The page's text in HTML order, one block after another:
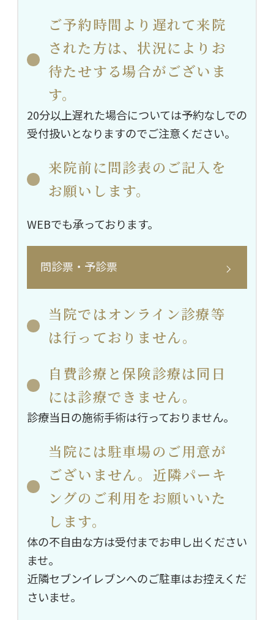
ご予約時間より遅れて来院
された方は、状況によりお
待たせする場合がございま
す。
20分以上遅れた場合については予約なしでの
受付扱いとなりますのでご注意ください。
来院前に問診表のご記入を
お願いします。
WEBでも承っております。
問診票・予診票
当院ではオンライン診療等
は行っておりません。
自費診療と保険診療は同日
には診療できません。
診療当日の施術手術は行っておりません。
当院には駐車場のご用意が
ございません。近隣パーキ
ングのご利用をお願いいた
します。
体の不自由な方は受付までお申し出ください
ませ。
近隣セブンイレブンへのご駐車はお控えくだ
さいませ。